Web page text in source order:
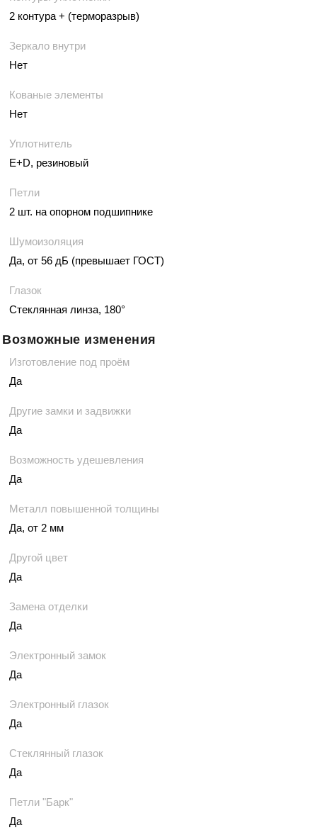
2 контура + (терморазрыв)
Зеркало внутри
Нет
Кованые элементы
Нет
Уплотнитель
E+D, резиновый
Петли
2 шт. на опорном подшипнике
Шумоизоляция
Да, от 56 дБ (превышает ГОСТ)
Глазок
Стеклянная линза, 180°
Возможные изменения
Изготовление под проём
Да
Другие замки и задвижки
Да
Возможность удешевления
Да
Металл повышенной толщины
Да, от 2 мм
Другой цвет
Да
Замена отделки
Да
Электронный замок
Да
Электронный глазок
Да
Стеклянный глазок
Да
Петли "Барк"
Да